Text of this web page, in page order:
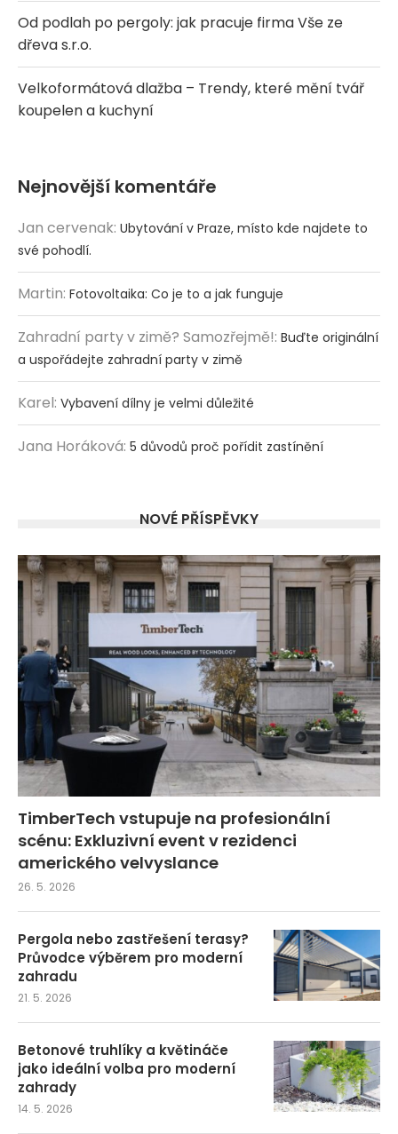
Od podlah po pergoly: jak pracuje firma Vše ze
dřeva s.r.o.
Velkoformátová dlažba – Trendy, které mění tvář
koupelen a kuchyní
Nejnovější komentáře
Jan cervenak: Ubytování v Praze, místo kde najdete to
své pohodlí.
Martin: Fotovoltaika: Co je to a jak funguje
Zahradní party v zimě? Samozřejmě!: Buďte originální
a uspořádejte zahradní party v zimě
Karel: Vybavení dílny je velmi důležité
Jana Horáková: 5 důvodů proč pořídit zastínění
NOVÉ PŘÍSPĚVKY
TimberTech vstupuje na profesionální
scénu: Exkluzivní event v rezidenci
amerického velvyslance
26. 5. 2026
Pergola nebo zastřešení terasy?
Průvodce výběrem pro moderní
zahradu
21. 5. 2026
Betonové truhlíky a květináče
jako ideální volba pro moderní
zahrady
14. 5. 2026